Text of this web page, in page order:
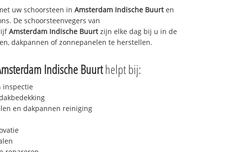
uw schoorsteen in Amsterdam Indische Buurten
De schoorsteenvegers van
Amsterdam Indische Buurtzijn elke dag bij u in de
dakpannen of zonnepanelen te herstellen.
Indische Buurthelpt bij:
inspectie
en dakpannen reiniging